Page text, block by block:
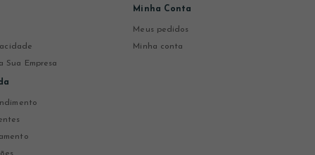
Sua Empresa
Minha Conta
Meus pedidos
Minha conta